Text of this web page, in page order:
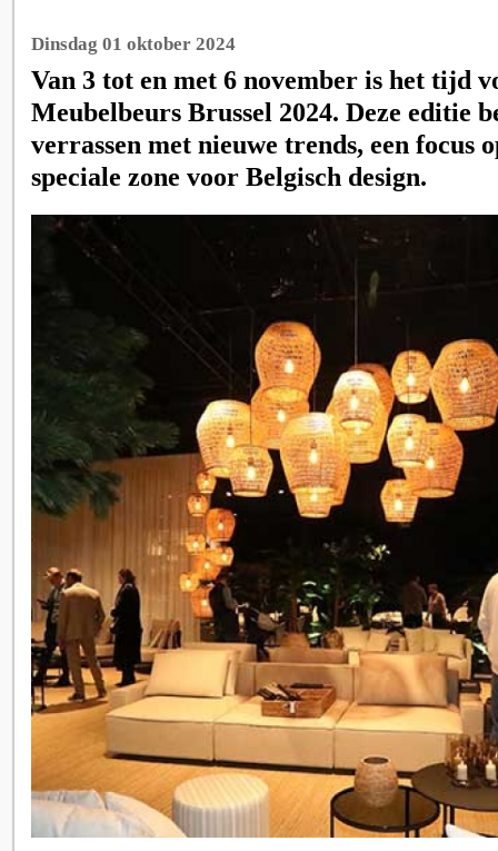
Dinsdag 01 oktober 2024
Van 3 tot en met 6 november is het tijd
Meubelbeurs Brussel 2024. Deze editie
verrassen met nieuwe trends, een focus
speciale zone voor Belgisch design.